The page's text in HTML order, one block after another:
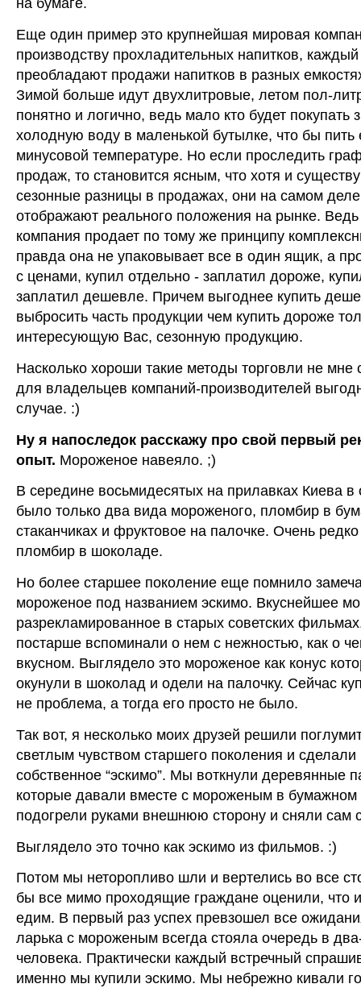
на бумаге.
Еще один пример это крупнейшая мировая
производству прохладительных напитков, каждый
преобладают продажи напитков в разных
Зимой больше идут двухлитровые, летом пол-
понятно и логично, ведь мало кто будет покупать
холодную воду в маленькой бутылке, что бы пить
минусовой температуре. Но если проследить
продаж, то становится ясным, что хотя и
сезонные разницы в продажах, они на самом
отображают реального положения на рынке. Ведь
компания продает по тому же принципу
правда она не упаковывает все в один ящик, а
с ценами, купил отдельно - заплатил дороже,
заплатил дешевле. Причем выгоднее купить
выбросить часть продукции чем купить дороже
интересующую Вас, сезонную продукцию.
Насколько хороши такие методы торговли не мне
для владельцев компаний-производителей
случае. :)
Ну я напоследок расскажу про свой первый
опыт. Мороженое навеяло. ;)
В середине восьмидесятых на прилавках Киева в
было только два вида мороженого, пломбир в
стаканчиках и фруктовое на палочке. Очень
пломбир в шоколаде.
Но более старшее поколение еще помнило
мороженое под названием эскимо. Вкуснейшее
разрекламированное в старых советских
постарше вспоминали о нем с нежностью, как о
вкусном. Выглядело это мороженое как конус
окунули в шоколад и одели на палочку. Сейчас
не проблема, а тогда его просто не было.
Так вот, я несколько моих друзей решили
светлым чувством старшего поколения и сделали
собственное “эскимо”. Мы воткнули деревянные
которые давали вместе с мороженым в бумажном
подогрели руками внешнюю сторону и сняли сам
Выглядело это точно как эскимо из фильмов. :)
Потом мы неторопливо шли и вертелись во все
бы все мимо проходящие граждане оценили, что
едим. В первый раз успех превзошел все
ларька с мороженым всегда стояла очередь в
человека. Практически каждый встречный
именно мы купили эскимо. Мы небрежно кивали